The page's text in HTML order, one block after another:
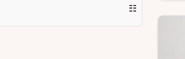
☷